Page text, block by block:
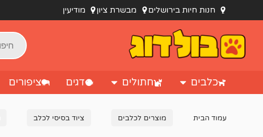
חנות חיות בירושלים מבשרת ציון מודיעין
כלבים חתולים דגים ציפורים
עמוד הבית מוצרים לכלבים ציוד בסיסי לכלב